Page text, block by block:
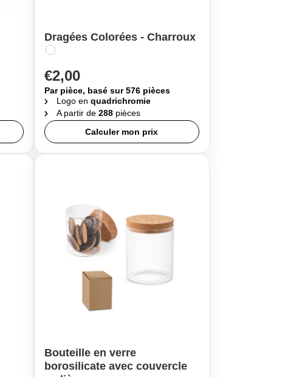
Dragées Colorées - Charroux
€2,00
Par pièce, basé sur 576 pièces
Logo en quadrichromie
A partir de 288pièces
Calculer mon prix
Bouteille en verre
borosilicate avec couvercle